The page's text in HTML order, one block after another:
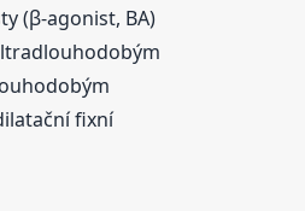
(β‑agonist, BA)
fixní